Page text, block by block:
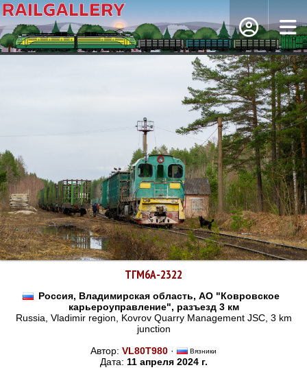
ТГМ6А-2322
Россия, Владимирская область, АО "Ковровское
карьероуправление", разъезд 3 км
Russia, Vladimir region, Kovrov Quarry Management JSC, 3 km
junction
Автор: VL80T980 · Вязники
Дата: 11 апреля 2024 г.